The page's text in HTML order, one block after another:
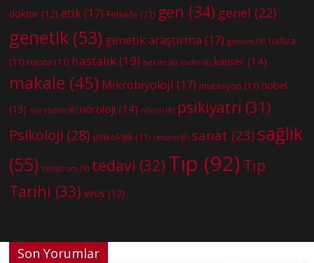
doktor (12) etik(17) Felsefe (11) gen (34) genel (22)
genetik (53) genetik araştırma (17) genom (9) hafıza
(11) Hasta (11) hastalık(19) hekim (8) kadın (8) kanser (14)
makale (45) Mikrobiyoloji (17) mutasyon (11) nobel
(13) nörobilim (8) nöroloji (14) nöron (8) psikiyatri (31)
Psikoloji (28) psikolojik (11) ressam (8) sanat (23) sağlık
(55) sendrom (9) tedavi (32) Tıp (92) Tıp
Tarihi (33) virüs (12)
Son Yorumlar